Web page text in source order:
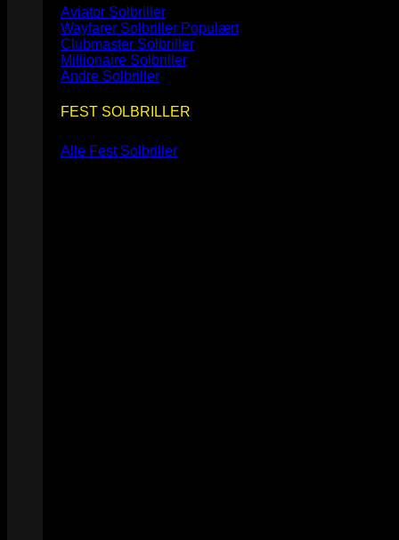
Aviator Solbriller
Wayfarer Solbriller
Clubmaster Solbriller
Millionaire Solbriller
Andre Solbriller
FEST SOLBRILLER
Alle Fest Solbriller